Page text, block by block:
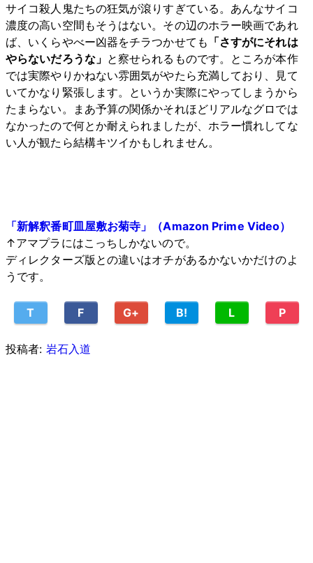
サイコ殺人鬼たちの狂気が滾りすぎている。あんなサイコ
濃度の高い空間もそうはない。その辺のホラー映画であれ
ば、いくらやべー凶器をチラつかせても 「さすがにそれは
やらないだろうな」 と察せられるものです。ところが本作
では実際やりかねない雰囲気がやたら充満しており、見て
いてかなり緊張します。というか実際にやってしまうから
たまらない。まあ予算の関係かそれほどリアルなグロでは
なかったので何とか耐えられましたが、ホラー慣れしてな
い人が観たら結構キツイかもしれません。
「新解釈番町皿屋敷お菊寺」（Amazon Prime Video）
↑アマプラにはこっちしかないので。
ディレクターズ版との違いはオチがあるかないかだけのよ
うです。
T F G+ B! L P
投稿者: 岩石入道